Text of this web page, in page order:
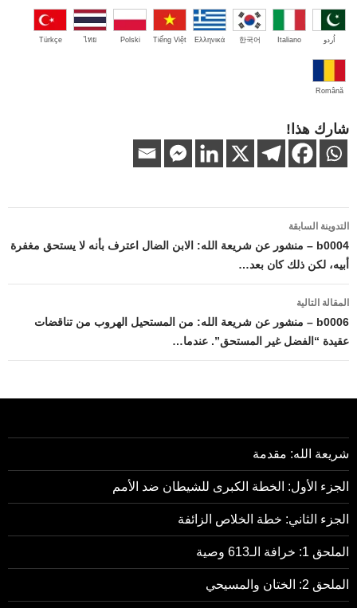
اُردو Italiano
한국어
Ελληνικά
Tiếng Việt
Polski
ไทย
Türkçe
Română
شارك هذا!
تصفّح
المقالات
التدوينة السابقة
b0004 – منشور عن شريعة الله: الابن الضال اعترف بأنه لا يستحق مغفرة
أبيه، لكن ذلك كان بعد…
المقالة التالية
b0006 – منشور عن شريعة الله: من المستحيل الهروب من تناقضات
عقيدة “الفضل غير المستحق”. عندما…
شريعة الله: مقدمة
الجزء الأول: الخطة الكبرى للشيطان ضد الأمم
الجزء الثاني: خطة الخلاص الزائفة
الملحق 1: خرافة الـ613 وصية
الملحق 2: الختان والمسيحي